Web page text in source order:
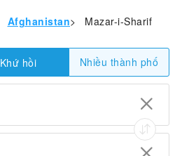
Afghanistan> Mazar-i-Sharif
Khứ hồi Nhiều thành phố